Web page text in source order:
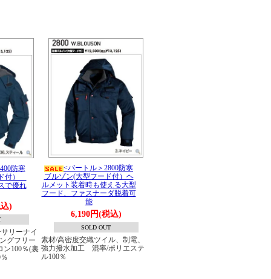
防寒
付）
で優れ
)
リーナイ
グフリー
100％(裏
<バートル＞2800防寒
ブルゾン(大型フード付）ヘ
ルメット装着時も使える大型
フード、ファスナーダ脱着可
能
6,190円(税込)
SOLD OUT
素材/高密度交織ツイル、制電、
強力撥水加工 混率/ポリエステ
ル100％